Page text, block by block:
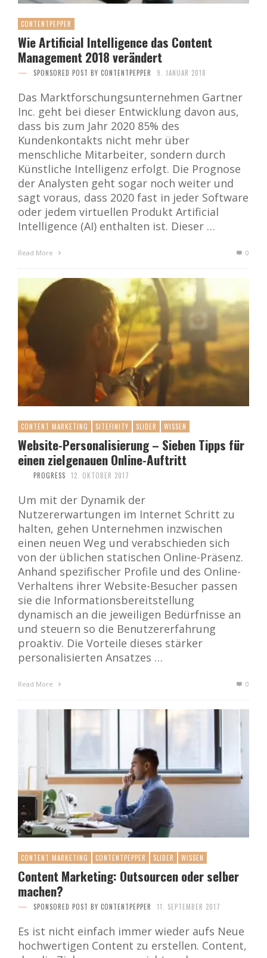
CONTENTPEPPER
Wie Artificial Intelligence das Content
Management 2018 verändert
SPONSORED POST BY CONTENTPEPPER 9. JANUAR 2018
Das Marktforschungsunternehmen Gartner
Inc. geht bei dieser Entwicklung davon aus,
dass bis zum Jahr 2020 85% des
Kundenkontakts nicht mehr über
menschliche Mitarbeiter, sondern durch
Künstliche Intelligenz erfolgt. Die Prognose
der Analysten geht sogar noch weiter und
sagt voraus, dass 2020 fast in jeder Software
oder jedem virtuellen Produkt Artificial
Intelligence (AI) enthalten ist. Dieser …
Read More 0
CONTENT MARKETING SITEFINITY SLIDER WISSEN
Website-Personalisierung – Sieben Tipps für
einen zielgenauen Online-Auftritt
PROGRESS 12. OKTOBER 2017
Um mit der Dynamik der
Nutzererwartungen im Internet Schritt zu
halten, gehen Unternehmen inzwischen
einen neuen Weg und verabschieden sich
von der üblichen statischen Online-Präsenz.
Anhand spezifischer Profile und des Online-
Verhaltens ihrer Website-Besucher passen
sie die Informationsbereitstellung
dynamisch an die jeweiligen Bedürfnisse an
und steuern so die Benutzererfahrung
proaktiv. Die Vorteile dieses stärker
personalisierten Ansatzes …
Read More 0
CONTENT MARKETING CONTENTPEPPER SLIDER WISSEN
Content Marketing: Outsourcen oder selber
machen?
SPONSORED POST BY CONTENTPEPPER 11. SEPTEMBER 2017
Es ist nicht einfach immer wieder aufs Neue
hochwertigen Content zu erstellen. Content,